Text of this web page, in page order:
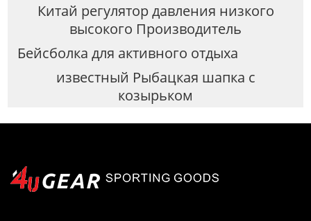
Китай регулятор давления низкого
высокого Производитель
Бейсболка для активного отдыха
известный Рыбацкая шапка с
козырьком